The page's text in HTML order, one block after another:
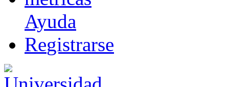
Ayuda
Registrarse